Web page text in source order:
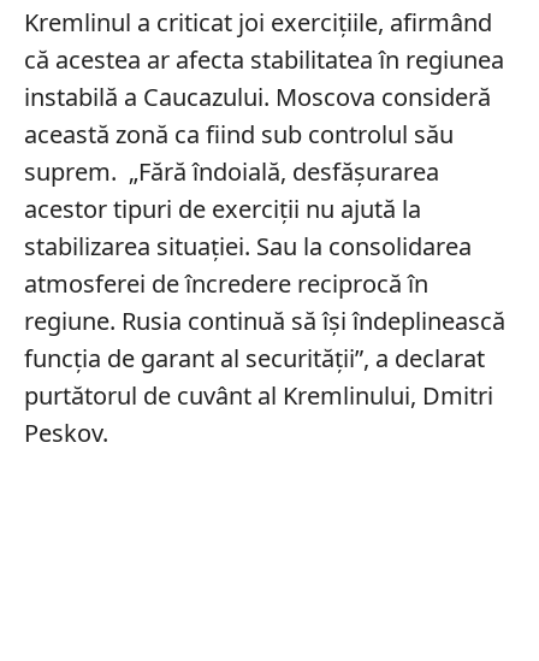
Kremlinul a criticat joi exercițiile, afirmând
că acestea ar afecta stabilitatea în regiunea
instabilă a Caucazului. Moscova consideră
această zonă ca fiind sub controlul său
suprem. „Fără îndoială, desfășurarea
acestor tipuri de exerciții nu ajută la
stabilizarea situației. Sau la consolidarea
atmosferei de încredere reciprocă în
regiune. Rusia continuă să își îndeplinească
funcția de garant al securității”, a declarat
purtătorul de cuvânt al Kremlinului, Dmitri
Peskov.